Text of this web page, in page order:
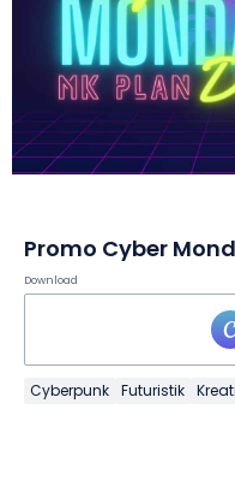
Promo Cyber
Download
Cyberpunk Futuristik